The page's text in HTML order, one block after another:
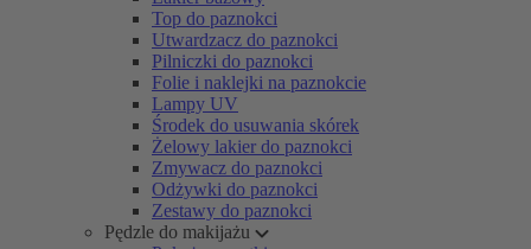
Top do paznokci
Utwardzacz do paznokci
Pilniczki do paznokci
Folie i naklejki na paznokcie
Lampy UV
Środek do usuwania skórek
Żelowy lakier do paznokci
Zmywacz do paznokci
Odżywki do paznokci
Zestawy do paznokci
Pędzle do makijażu